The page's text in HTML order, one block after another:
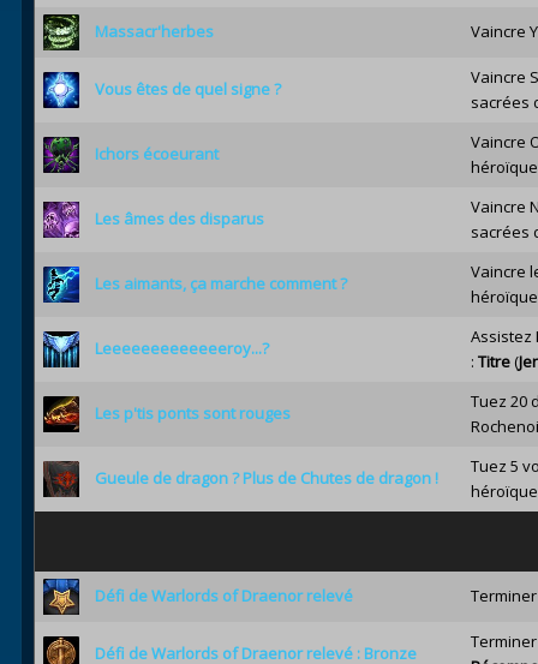
Massacr'herbes Vaincre
Vous êtes de quel signe ?
Vaincre
sacrées
Ichors écoeurant
Vaincre
Les âmes des disparus
Vaincre
sacrées
Les aimants, ça marche comment ?
Vaincre
Leeeeeeeeeeeeeroy...?
Assistez
: Titre (
Les p'tis ponts sont rouges
Tuez 20
Gueule de dragon ? Plus de Chutes de dragon !
Tuez 5
Défi de Warlords of Draenor relevé
Défi de Warlords of Draenor relevé : Bronze